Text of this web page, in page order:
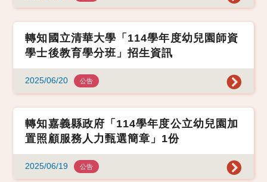
轉知國立清華大學「114學年度幼兒園師資
學士後教育學分班」招生資訊
2025/06/20 公告
轉知嘉義縣政府「114學年度公立幼兒園加
置照顧服務人力甄選簡章」1份
2025/06/19 公告